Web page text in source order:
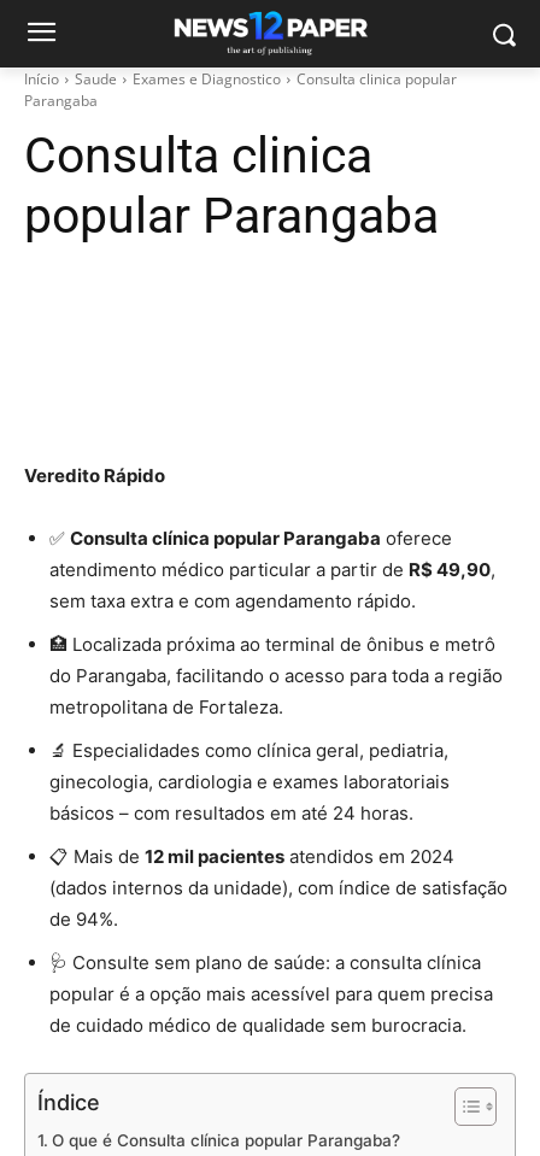
Início Saude Exames e Diagnostico
Consulta clinica popular
Parangaba
Consulta clinica
popular Parangaba
Veredito Rápido
✅ Consulta clínica popular Parangaba oferece
atendimento médico particular a partir de R$ 49,90,
sem taxa extra e com agendamento rápido.
🏥 Localizada próxima ao terminal de ônibus e metrô
do Parangaba, facilitando o acesso para toda a região
metropolitana de Fortaleza.
🔬 Especialidades como clínica geral, pediatria,
ginecologia, cardiologia e exames laboratoriais
básicos – com resultados em até 24 horas.
📋 Mais de 12 mil pacientes atendidos em 2024
(dados internos da unidade), com índice de satisfação
de 94%.
🩺 Consulte sem plano de saúde: a consulta clínica
popular é a opção mais acessível para quem precisa
de cuidado médico de qualidade sem burocracia.
Índice
O que é Consulta clínica popular Parangaba?